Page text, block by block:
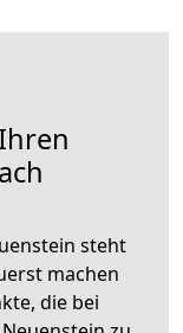
steht
machen
die bei